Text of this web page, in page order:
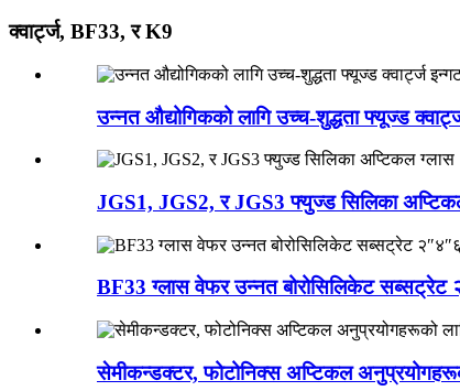
क्वार्ट्ज, BF33, र K9
उन्नत औद्योगिकको लागि उच्च-शुद्धता फ्यूज्ड
JGS1, JGS2, र JGS3 फ्युज्ड सिलिका
BF33 ग्लास वेफर उन्नत बोरोसिलिकेट
सेमीकन्डक्टर, फोटोनिक्स अप्टिकल